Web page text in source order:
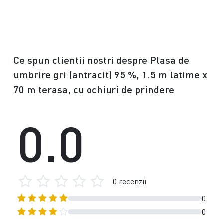
Ce spun clientii nostri despre Plasa de
umbrire gri (antracit) 95 %, 1.5 m latime x
70 m terasa, cu ochiuri de prindere
0
0
0.0
0 recenzii